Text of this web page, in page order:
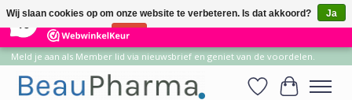
14 Reviews ×
Meld je aan als Member lid via nieuwsbrief en geniet van de voordelen.
Verlanglijst
Wij slaan cookies op om onze website te verbeteren. Is dat akkoord?
Ja
Nee